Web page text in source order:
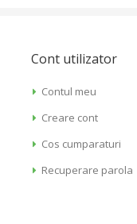
Cont utilizator
Contul meu
Creare cont
Cos cumparaturi
Recuperare parola